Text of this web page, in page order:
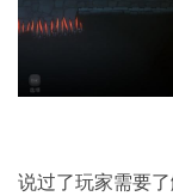
说过了玩家需要